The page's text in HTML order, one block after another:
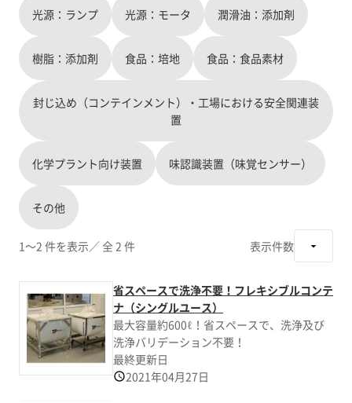
光源：ランプ 光源：モータ 潤滑油：添加剤
樹脂：添加剤 食品：培地 食品：食品素材
封じ込め（コンテインメント）・工場における安全関連装
置
化学プラント向け装置 味認識装置（味覚センサー）
その他
1～2 件を表示／ 全 2 件 表示件数
省スペースで洗浄不要！フレキシブルコンテ
ナ（シングルユース）
最大容量約600ℓ！省スペースで、洗浄及び
洗浄バリデーション不要！
最終更新日
2021年04月27日